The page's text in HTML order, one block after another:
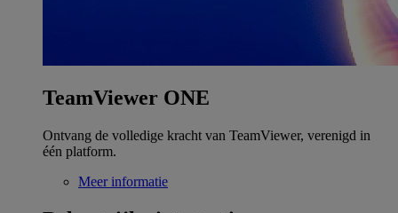
TeamViewer ONE
Ontvang de volledige kracht van TeamViewer, verenigd in
één platform.
Meer informatie